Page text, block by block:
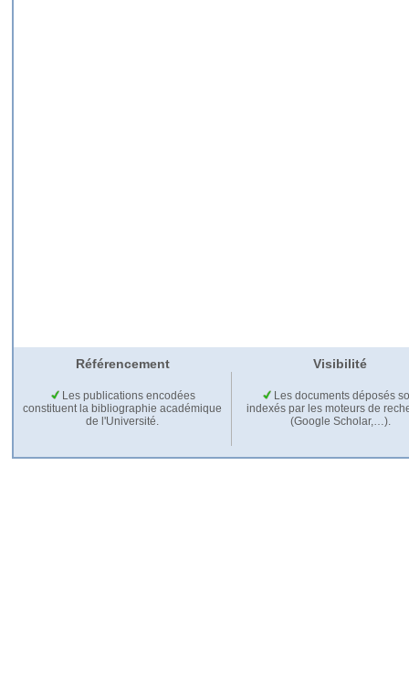
Référencement Visibilité
Les publications encodées
constituent la bibliographie académique
de l'Université.
Les documents déposés
indexés par les moteurs de
(Google Scholar,…).